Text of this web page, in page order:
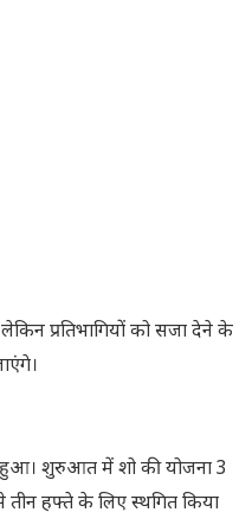
प्रतिभागियों को सजा देने के
हुआ। शुरुआत में शो की योजना 3
हफ्ते के लिए स्थगित किया